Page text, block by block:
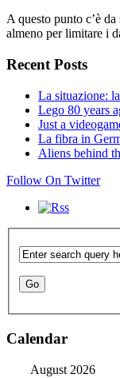
A questo punto c’è
almeno per limitare i
Recent Posts
La situazione:
Lego 80 years
Just a
La fibra in
Aliens behind
Follow On Twitter
Calendar
August 2026